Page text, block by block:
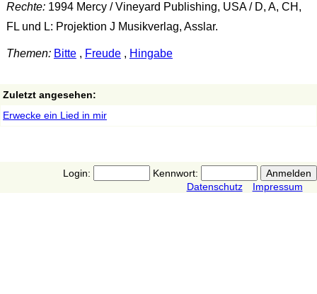
Rechte:1994 Mercy / Vineyard Publishing, USA / D, A, CH,
FL und L: Projektion J Musikverlag, Asslar.
Themen: Bitte, Freude, Hingabe
Zuletzt angesehen:
Erwecke ein Lied in mir
Login:
Kennwort:
Datenschutz
Impressum